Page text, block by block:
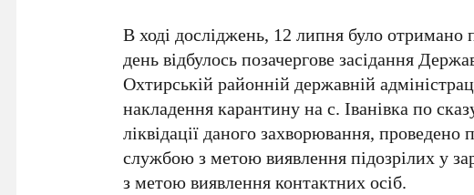
В ході досліджень, 12 липня було отримано
день відбулось позачергове засідання
Охтирській районній державній
накладення карантину на с. Іванівка по
ліквідації даного захворювання,
службою з метою виявлення підозрілих у
з метою виявлення контактних осіб.